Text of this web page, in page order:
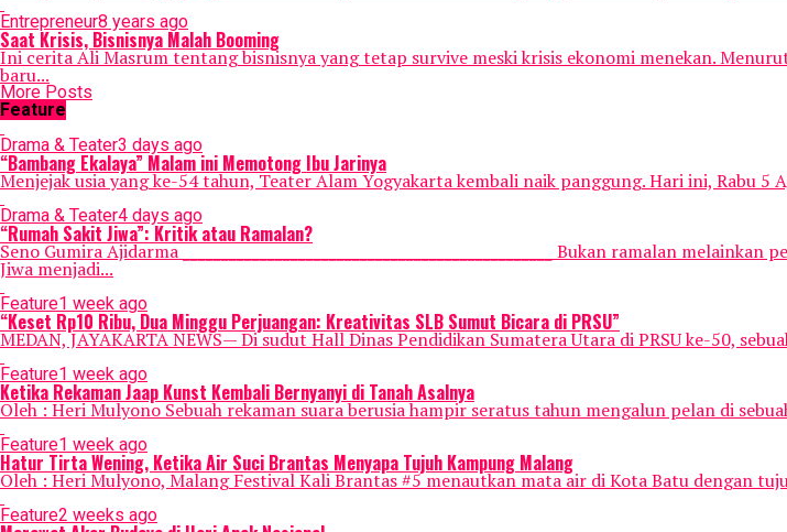
Entrepreneur8 years ago
Saat Krisis, Bisnisnya Malah Booming
Ini cerita Ali Masrum tentang bisnisnya yang tetap survive meski krisis ekonomi menekan.
baru...
More Posts
Feature
Drama & Teater3 days ago
“Bambang Ekalaya” Malam ini Memotong Ibu Jarinya
Menjejak usia yang ke-54 tahun, Teater Alam Yogyakarta kembali naik panggung. Hari ini, Rabu 5
Drama & Teater4 days ago
“Rumah Sakit Jiwa”: Kritik atau Ramalan?
Seno Gumira Ajidarma ________________________________________________ Bukan ramalan
Jiwa menjadi...
Feature1 week ago
“Keset Rp10 Ribu, Dua Minggu Perjuangan: Kreativitas SLB Sumut Bicara di PRSU”
MEDAN, JAYAKARTA NEWS— Di sudut Hall Dinas Pendidikan Sumatera Utara di PRSU ke-50,
Feature1 week ago
Ketika Rekaman Jaap Kunst Kembali Bernyanyi di Tanah Asalnya
Oleh : Heri Mulyono Sebuah rekaman suara berusia hampir seratus tahun mengalun pelan di
Feature1 week ago
Hatur Tirta Wening, Ketika Air Suci Brantas Menyapa Tujuh Kampung Malang
Oleh : Heri Mulyono, Malang Festival Kali Brantas #5 menautkan mata air di Kota Batu dengan
Feature2 weeks ago